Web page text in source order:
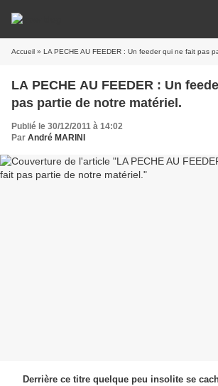
Accueil » LA PECHE AU FEEDER : Un feeder qui ne fait pas
LA PECHE AU FEEDER : Un
pas partie de notre matériel.
Publié le 30/12/2011 à 14:02
Par André MARINI
Derrière ce titre quelque peu insolite se